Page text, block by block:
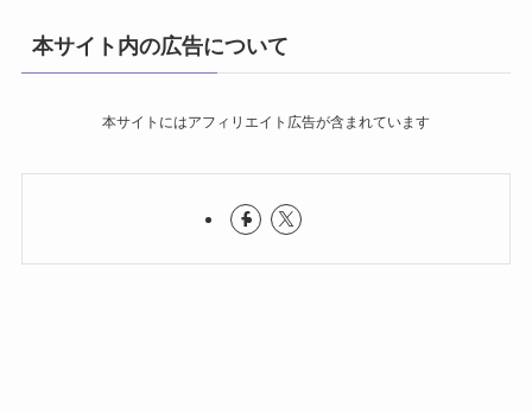
本サイト内の広告について
本サイトにはアフィリエイト広告が含まれています